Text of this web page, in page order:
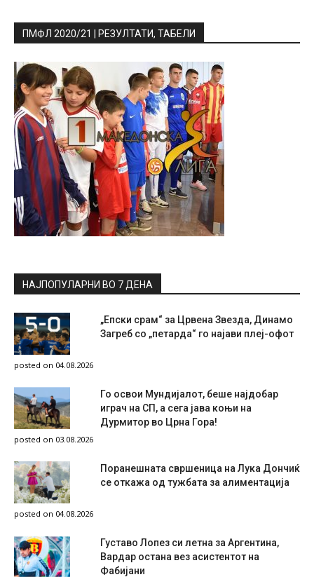
ПМФЛ 2020/21 | РЕЗУЛТАТИ, ТАБЕЛИ
НАЈПОПУЛАРНИ ВО 7 ДЕНА
„Епски срам“ за Црвена Звезда, Динамо
Загреб со „петарда“ го најави плеј-офот
posted on 04.08.2026
Го освои Мундијалот, беше најдобар
играч на СП, а сега јава коњи на
Дурмитор во Црна Гора!
posted on 03.08.2026
Поранешната свршеница на Лука Дончиќ
се откажа од тужбата за алиментација
posted on 04.08.2026
Густаво Лопез си летна за Аргентина,
Вардар остана вез асистентот на
Фабијани